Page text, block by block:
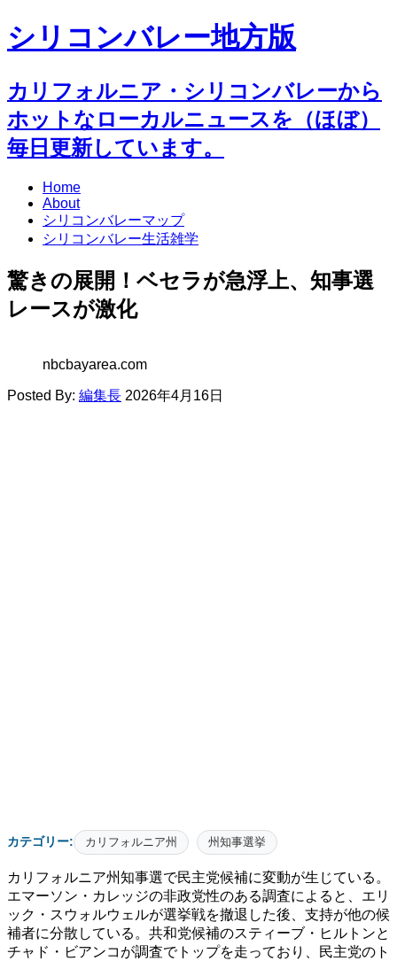
シリコンバレー地方版
カリフォルニア・シリコンバレーから
ホットなローカルニュースを（ほぼ）
毎日更新しています。
Home
About
シリコンバレーマップ
シリコンバレー生活雑学
驚きの展開！ベセラが急浮上、知事選
レースが激化
nbcbayarea.com
Posted By: 編集長 2026年4月16日
カテゴリー: カリフォルニア州 州知事選挙
カリフォルニア州知事選で民主党候補に変動が生じている。
エマーソン・カレッジの非政党性のある調査によると、エリ
ック・スウォルウェルが選挙戦を撤退した後、支持が他の候
補者に分散している。共和党候補のスティーブ・ヒルトンと
チャド・ビアンコが調査でトップを走っており、民主党のト